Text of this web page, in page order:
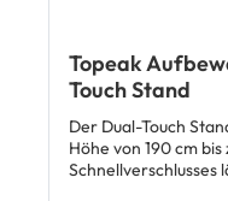
Topeak
Touch Stand
Der Dual-Touch
Höhe von 190 cm
Schnellverschlusses